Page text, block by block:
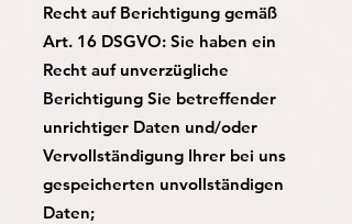
Recht auf Berichtigung gemäß
Art. 16 DSGVO: Sie haben ein
Recht auf unverzügliche
Berichtigung Sie betreffender
unrichtiger Daten und/oder
Vervollständigung Ihrer bei uns
gespeicherten unvollständigen
Daten;